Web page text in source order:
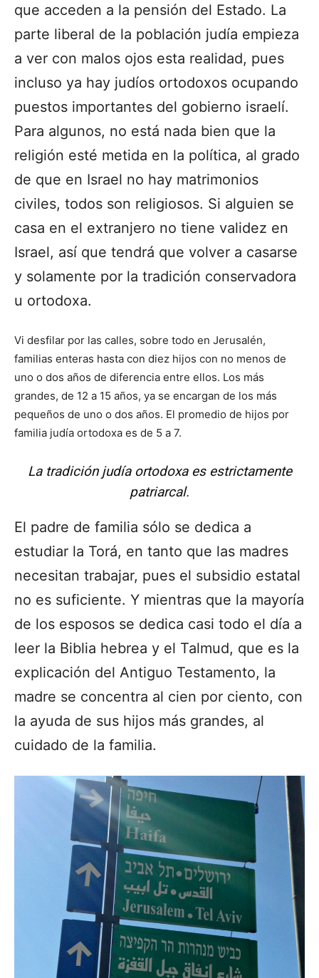
que acceden a la pensión del Estado. La
parte liberal de la población judía empieza
a ver con malos ojos esta realidad, pues
incluso ya hay judíos ortodoxos ocupando
puestos importantes del gobierno israelí.
Para algunos, no está nada bien que la
religión esté metida en la política, al grado
de que en Israel no hay matrimonios
civiles, todos son religiosos. Si alguien se
casa en el extranjero no tiene validez en
Israel, así que tendrá que volver a casarse
y solamente por la tradición conservadora
u ortodoxa.
Vi desfilar por las calles, sobre todo en Jerusalén,
familias enteras hasta con diez hijos con no menos de
uno o dos años de diferencia entre ellos. Los más
grandes, de 12 a 15 años, ya se encargan de los más
pequeños de uno o dos años. El promedio de hijos por
familia judía ortodoxa es de 5 a 7.
La tradición judía ortodoxa es estrictamente
patriarcal.
El padre de familia sólo se dedica a
estudiar la Torá, en tanto que las madres
necesitan trabajar, pues el subsidio estatal
no es suficiente. Y mientras que la mayoría
de los esposos se dedica casi todo el día a
leer la Biblia hebrea y el Talmud, que es la
explicación del Antiguo Testamento, la
madre se concentra al cien por ciento, con
la ayuda de sus hijos más grandes, al
cuidado de la familia.